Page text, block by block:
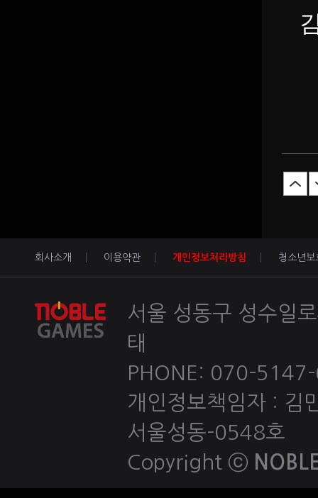
회사소개 이용약관 개인정보처리방침 청소년보
서울 성동구 성수일
태
PHONE: 070-
개인정보책임자 :
서울성동-0548호
Copyright ⓒ